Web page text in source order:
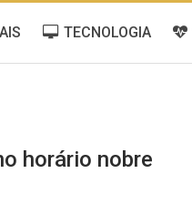
TECNOLOGIA
horário nobre